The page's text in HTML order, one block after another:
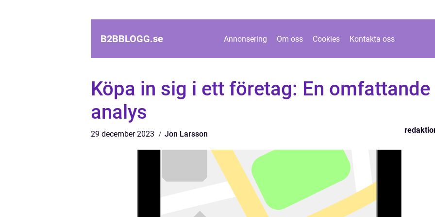
B2BBLOGG.se Annonsering Om oss Cookies Kontakta oss
Köpa in sig i ett företag: En omfattande
analys
29 december 2023 Jon Larsson